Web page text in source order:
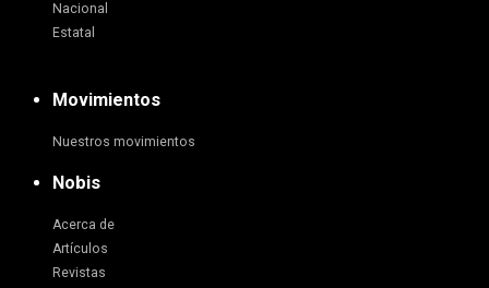
Nacional
Estatal
Movimientos
Nuestros movimientos
Nobis
Acerca de
Artículos
Revistas